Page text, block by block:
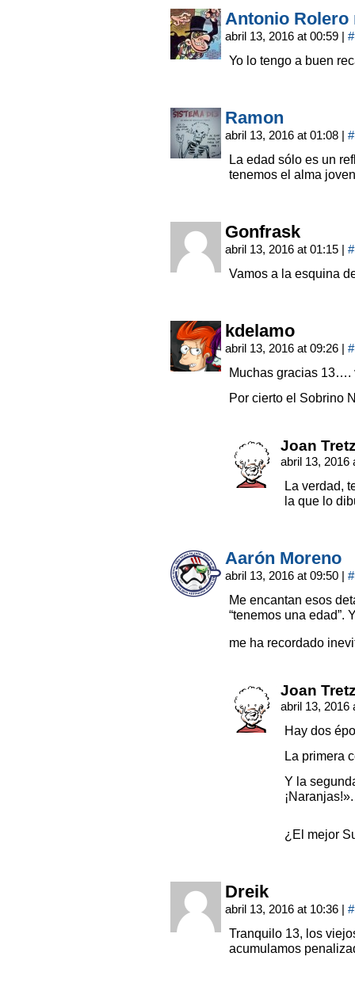
Antonio Rolero
abril 13, 2016 at 00:59 | #
Yo lo tengo a buen
Ramon
abril 13, 2016 at 01:08 | #
La edad sólo es un
tenemos el alma
Gonfrask
abril 13, 2016 at 01:15 | #
Vamos a la esquina
kdelamo
abril 13, 2016 at 09:26 | #
Muchas gracias 13….
Por cierto el Sobrino
Joan
abril 13, 2016
La verdad,
la que lo
Aarón Moreno
abril 13, 2016 at 09:50 | #
Me encantan esos
“tenemos una edad”.
me ha recordado
Joan
abril 13, 2016
Hay dos
La primera
Y la
¡Naranjas!».
¿El mejor
Dreik
abril 13, 2016 at 10:36 | #
Tranquilo 13, los
acumulamos